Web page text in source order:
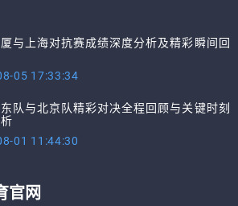
与上海对抗赛成绩深度分析及精彩瞬间回
05 17:33:34
队与北京队精彩对决全程回顾与关键时刻
01 11:44:30
官网